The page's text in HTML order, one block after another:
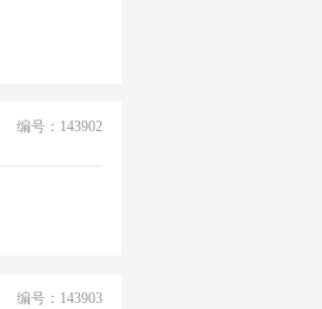
编号：143902
编号：143903